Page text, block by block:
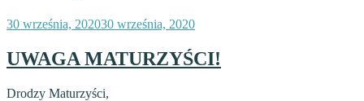
Opublikowane
30 września, 202030 września, 2020
UWAGA MATURZYŚCI!
Drodzy Maturzyści,